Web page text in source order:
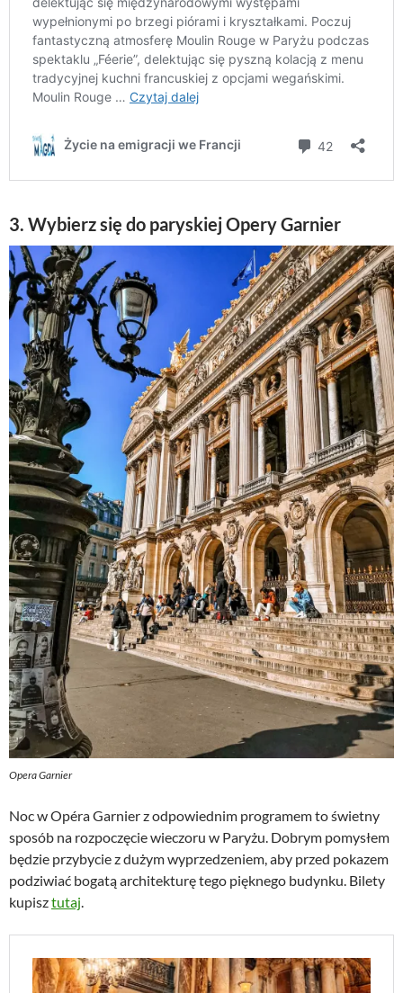
3. Wybierz się do paryskiej Opery Garnier
Opera Garnier
Noc w Opéra Garnier z odpowiednim programem to świetny
sposób na rozpoczęcie wieczoru w Paryżu. Dobrym pomysłem
będzie przybycie z dużym wyprzedzeniem, aby przed pokazem
podziwiać bogatą architekturę tego pięknego budynku. Bilety
kupisztutaj